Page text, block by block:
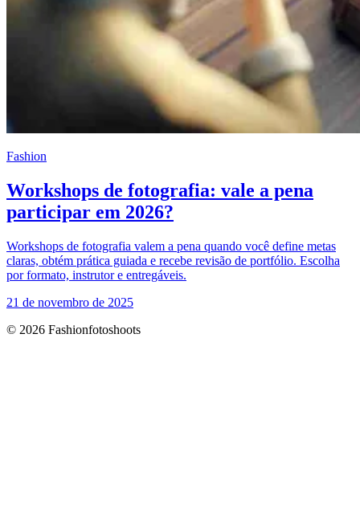
Fashion
Workshops de fotografia: vale a pena
participar em 2026?
Workshops de fotografia valem a pena quando você define metas
claras, obtém prática guiada e recebe revisão de portfólio. Escolha
por formato, instrutor e entregáveis.
21 de novembro de 2025
© 2026 Fashionfotoshoots